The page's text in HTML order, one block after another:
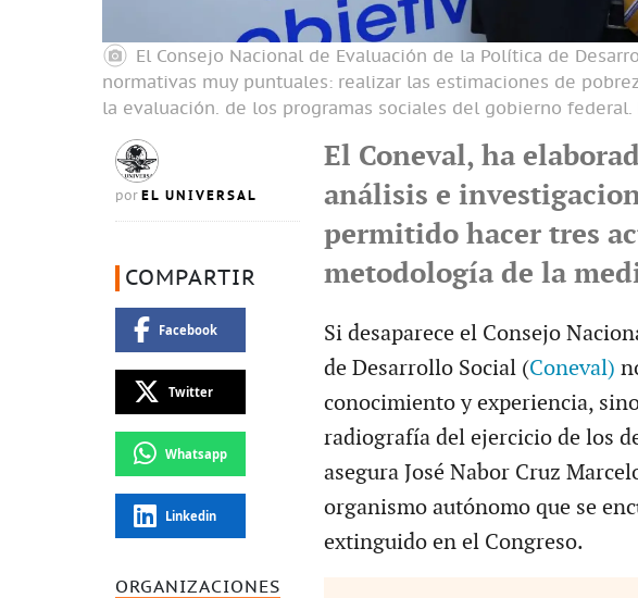
El Consejo Nacional de Evaluación de la Política de
normativas muy puntuales: realizar las estimaciones de
la evaluación. de los programas sociales del gobierno federal.
por EL UNIVERSAL
COMPARTIR
Facebook
Twitter
Whatsapp
Linkedin
ORGANIZACIONES
El Coneval, ha
análisis e
permitido hacer tres
metodología de la
Si desaparece el Consejo
de Desarrollo Social (Coneval)
conocimiento y experiencia,
radiografía del ejercicio de los
asegura José Nabor Cruz
organismo autónomo que se
extinguido en el Congreso.